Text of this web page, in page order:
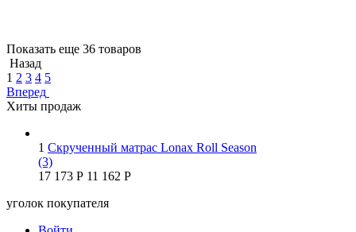
Показать еще 36 товаров
Назад
1 2 3 4 5
Вперед
Хиты продаж
1 Скрученный матрас Lonax Roll Season
(3)
17 173 Р 11 162 Р
уголок покупателя